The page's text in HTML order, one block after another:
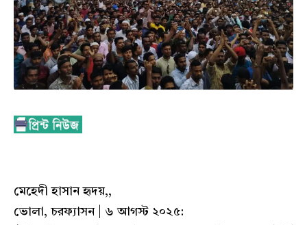
মেহেদী হাসান হৃদয়,,
ভোলা, চরফ্যাসন | ৬ আগস্ট ২০২৫: